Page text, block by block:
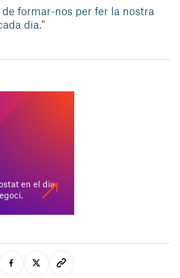
formar-nos per fer la nostra
dia."
en el dia